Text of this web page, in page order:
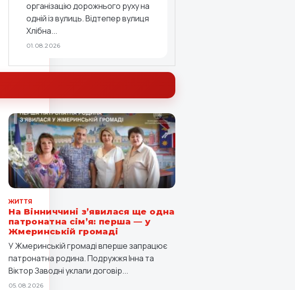
організацію дорожнього руху на
одній із вулиць. Відтепер вулиця
Хлібна...
01.08.2026
ЖИТТЯ
На Вінниччині з’явилася ще одна
патронатна сім’я: перша — у
Жмеринській громаді
У Жмеринській громаді вперше запрацює
патронатна родина. Подружжя Інна та
Віктор Заводні уклали договір...
05.08.2026